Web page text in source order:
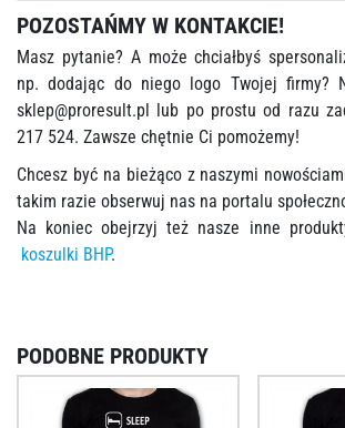
POZOSTAŃMY W KONTAKCIE!
Masz pytanie? A może chciałbyś
np. dodając do niego logo Twojej firmy?
sklep@proresult.pl lub po prostu od razu
217 524. Zawsze chętnie Ci pomożemy!
Chcesz być na bieżąco z naszymi
takim razie obserwuj nas na portalu
Na koniec obejrzyj też nasze inne
koszulki BHP.
PODOBNE PRODUKTY